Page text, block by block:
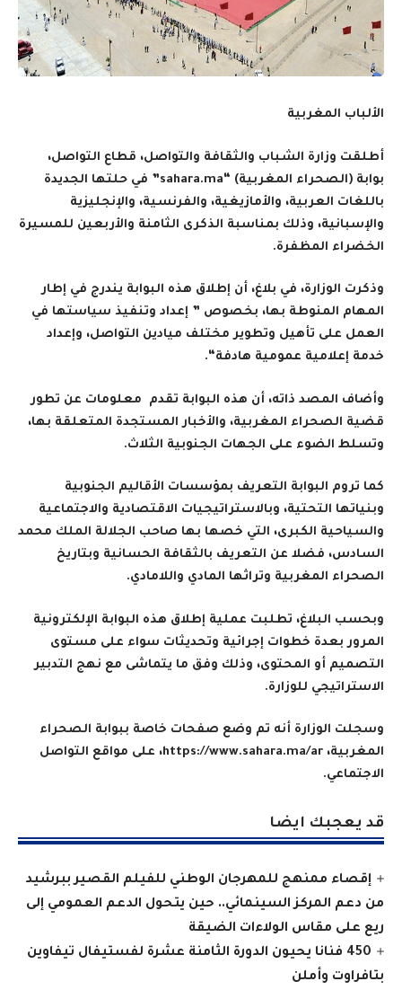
الألباب المغربية
أطلقت وزارة الشباب والثقافة والتواصل، قطاع التواصل،
بوابة (الصحراء المغربية) “sahara.ma”
في حلتها الجديدة
باللغات العربية، والأمازيغية، والفرنسية، والإنجليزية
والإسبانية، وذلك بمناسبة الذكرى الثامنة والأربعين للمسيرة
الخضراء المظفرة.
وذكرت الوزارة، في بلاغ، أن إطلاق هذه البوابة يندرج في إطار
المهام المنوطة بها، بخصوص ” إعداد وتنفيذ سياستها في
العمل على تأهيل وتطوير مختلف ميادين التواصل، وإعداد
خدمة إعلامية عمومية هادفة“.
وأضاف المصد ذاته، أن هذه البوابة تقدم معلومات عن تطور
قضية الصحراء المغربية، والأخبار المستجدة المتعلقة بها،
وتسلط الضوء على الجهات الجنوبية الثلاث.
كما تروم البوابة التعريف بمؤسسات الأقاليم الجنوبية
وبنياتها التحتية، وبالاستراتيجيات الاقتصادية والاجتماعية
والسياحية الكبرى، التي خصها بها صاحب الجلالة الملك محمد
السادس، فضلا عن التعريف بالثقافة الحسانية وبتاريخ
الصحراء المغربية وتراثها المادي واللامادي.
وبحسب البلاغ، تطلبت عملية إطلاق هذه البوابة الإلكترونية
المرور بعدة خطوات إجرائية وتحديثات سواء على مستوى
التصميم أو المحتوى، وذلك وفق ما يتماشى مع نهج التدبير
الاستراتيجي للوزارة.
وسجلت الوزارة أنه تم وضع صفحات خاصة ببوابة الصحراء
المغربية، https://www.sahara.ma/ar، على مواقع التواصل
الاجتماعي.
قد يعجبك ايضا
إقصاء ممنهج للمهرجان الوطني للفيلم القصير ببرشيد
من دعم المركز السينمائي.. حين يتحول الدعم العمومي إلى
ريع على مقاس الولاءات الضيقة
450 فنانا يحيون الدورة الثامنة عشرة لفستيفال تيفاوين
بتافراوت وأملن